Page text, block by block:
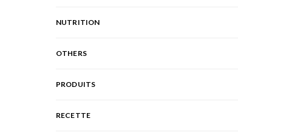
NUTRITION
OTHERS
PRODUITS
RECETTE